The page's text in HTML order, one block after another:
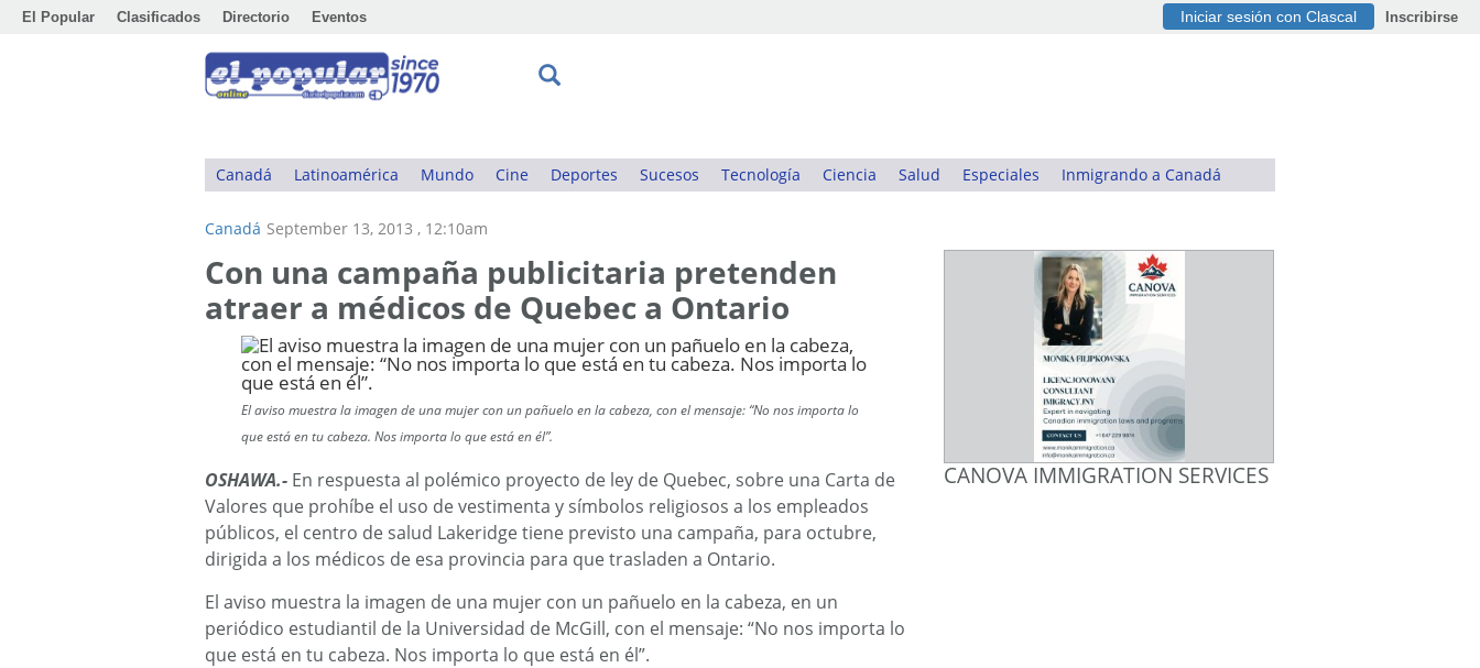
El Popular Clasificados Directorio Eventos Iniciar sesión con Clascal Inscribirse
Canadá Latinoamérica Mundo Cine Deportes Sucesos Tecnología Ciencia Salud Especiales Inmigrando a Canadá
Canadá September 13, 2013 , 12:10am
Con una campaña publicitaria pretenden
atraer a médicos de Quebec a Ontario
El aviso muestra la imagen de una mujer con un pañuelo en la cabeza, con el mensaje: “No nos importa lo
que está en tu cabeza. Nos importa lo que está en él”.
OSHAWA.- En respuesta al polémico proyecto de ley de Quebec, sobre una Carta de
Valores que prohíbe el uso de vestimenta y símbolos religiosos a los empleados
públicos, el centro de salud Lakeridge tiene previsto una campaña, para octubre,
dirigida a los médicos de esa provincia para que trasladen a Ontario.
El aviso muestra la imagen de una mujer con un pañuelo en la cabeza, en un
periódico estudiantil de la Universidad de McGill, con el mensaje: “No nos importa lo
que está en tu cabeza. Nos importa lo que está en él”.
CANOVA IMMIGRATION SERVICES